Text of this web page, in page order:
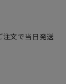
注文で当日発送